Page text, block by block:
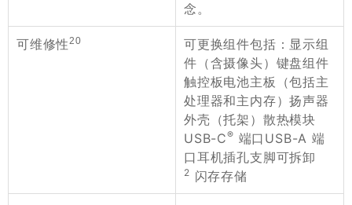
念。
可维修性20
可更换组件包括：显示组
件（含摄像头）键盘组件
触控板电池主板（包括主
处理器和主内存）扬声器
外壳（托架）散热模块
USB-C® 端口USB-A 端
口耳机插孔支脚可拆卸
2 闪存存储